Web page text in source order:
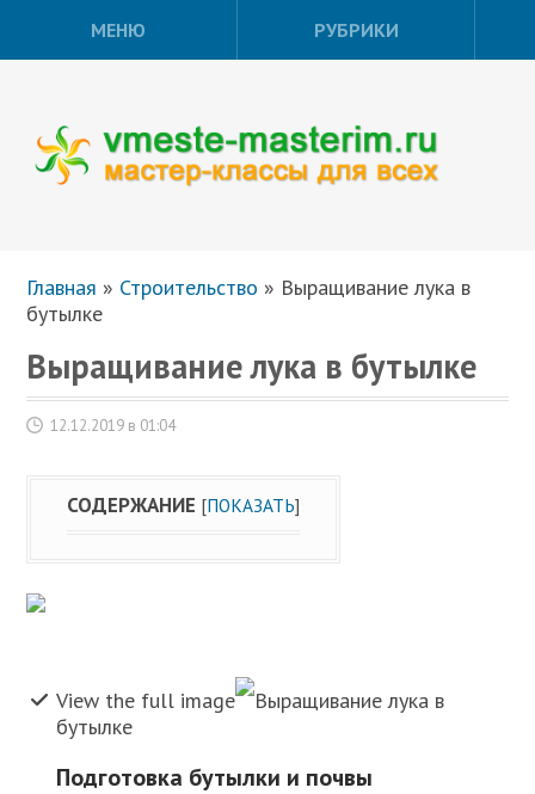
МЕНЮ РУБРИКИ
Главная » Строительство » Выращивание лука в
бутылке
Выращивание лука в бутылке
12.12.2019 в 01:04
СОДЕРЖАНИЕ [ПОКАЗАТЬ]
View the full image
Выращивание лука в
бутылке
Подготовка бутылки и почвы